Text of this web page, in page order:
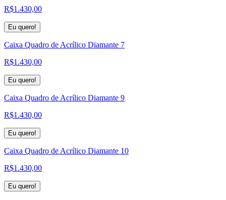
R$1.430,00
Eu quero!
Caixa Quadro de Acrílico Diamante 7
R$1.430,00
Eu quero!
Caixa Quadro de Acrílico Diamante 9
R$1.430,00
Eu quero!
Caixa Quadro de Acrílico Diamante 10
R$1.430,00
Eu quero!